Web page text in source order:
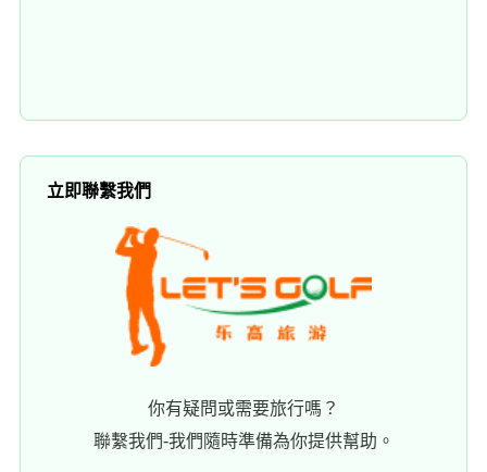
立即聯繫我們
你有疑問或需要旅行嗎？
聯繫我們-我們隨時準備為你提供幫助。